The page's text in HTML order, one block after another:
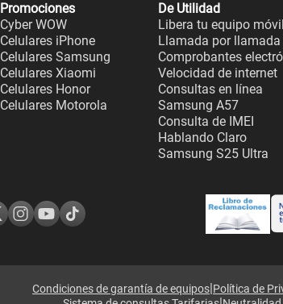
Promociones
Cyber WOW
Celulares iPhone
Celulares Samsung
Celulares Xiaomi
Celulares Honor
Celulares Motorola
De Utilidad
Libera tu equipo móvil
Llamada por llamada
Comprobantes
Velocidad de internet
Consultas en línea
Samsung A57
Consulta de IMEI
Hablando Claro
Samsung S25 Ultra
Condiciones de garantía de equipos|Política de